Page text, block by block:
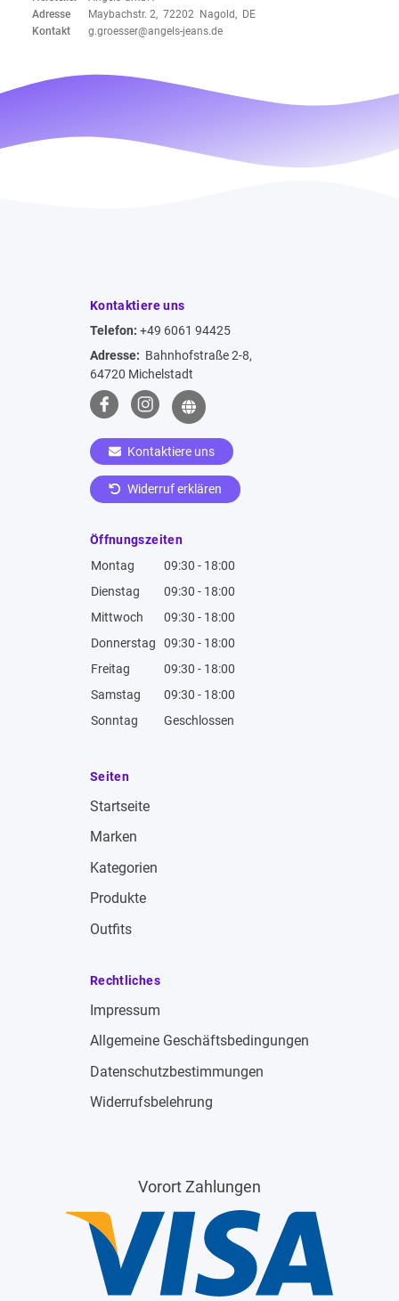
Adresse
Maybachstr. 2, 72202 Nagold, DE
Kontakt
g.groesser@angels-jeans.de
Kontaktiere uns
Telefon: +49 6061 94425
Adresse: Bahnhofstraße 2-8,
64720 Michelstadt
Kontaktiere uns
Widerruf erklären
Öffnungszeiten
Montag
09:30 - 18:00
Dienstag
09:30 - 18:00
Mittwoch
09:30 - 18:00
Donnerstag
09:30 - 18:00
Freitag
09:30 - 18:00
Samstag
09:30 - 18:00
Sonntag
Geschlossen
Seiten
Startseite
Marken
Kategorien
Produkte
Outfits
Rechtliches
Impressum
Allgemeine Geschäftsbedingungen
Datenschutzbestimmungen
Widerrufsbelehrung
Vorort Zahlungen